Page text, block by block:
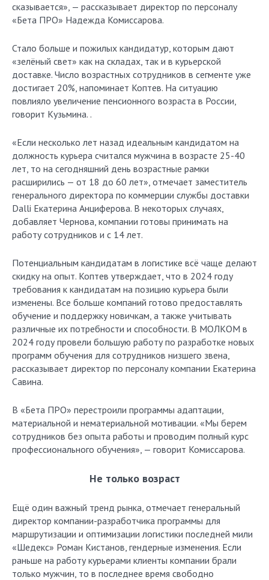
сказывается», — рассказывает директор по персоналу
«Бета ПРО» Надежда Комиссарова.
Стало больше и пожилых кандидатур, которым дают
«зелёный свет» как на складах, так и в курьерской
доставке. Число возрастных сотрудников в сегменте уже
достигает 20%, напоминает Коптев. На ситуацию
повлияло увеличение пенсионного возраста в России,
говорит Кузьмина. .
«Если несколько лет назад идеальным кандидатом на
должность курьера считался мужчина в возрасте 25-40
лет, то на сегодняшний день возрастные рамки
расширились — от 18 до 60 лет», отмечает заместитель
генерального директора по коммерции службы доставки
Dalli Екатерина Анциферова. В некоторых случаях,
добавляет Чернова, компании готовы принимать на
работу сотрудников и с 14 лет.
Потенциальным кандидатам в логистике всё чаще делают
скидку на опыт. Коптев утверждает, что в 2024 году
требования к кандидатам на позицию курьера были
изменены. Все больше компаний готово предоставлять
обучение и поддержку новичкам, а также учитывать
различные их потребности и способности. В МОЛКОМ в
2024 году провели большую работу по разработке новых
программ обучения для сотрудников низшего звена,
рассказывает директор по персоналу компании Екатерина
Савина.
В «Бета ПРО» перестроили программы адаптации,
материальной и нематериальной мотивации. «Мы берем
сотрудников без опыта работы и проводим полный курс
профессионального обучения», — говорит Комиссарова.
Не только возраст
Ещё один важный тренд рынка, отмечает генеральный
директор компании-разработчика программы для
маршрутизации и оптимизации логистики последней мили
«Шедекс» Роман Кистанов, гендерные изменения. Если
раньше на работу курьерами клиенты компании брали
только мужчин, то в последнее время свободно